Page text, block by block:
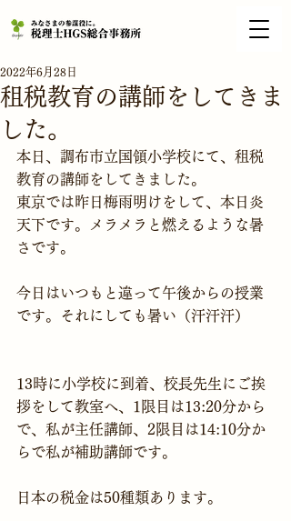
租税教育の講師をしてきま
した。
2022年6月28日
本日、調布市立国領小学校にて、租税
教育の講師をしてきました。
東京では昨日梅雨明けをして、本日炎
天下です。メラメラと燃えるような暑
さです。
今日はいつもと違って午後からの授業
です。それにしても暑い（汗汗汗）
13時に小学校に到着、校長先生にご挨
拶をして教室へ、1限目は13:20分から
で、私が主任講師、2限目は14:10分か
らで私が補助講師です。
日本の税金は50種類あります。